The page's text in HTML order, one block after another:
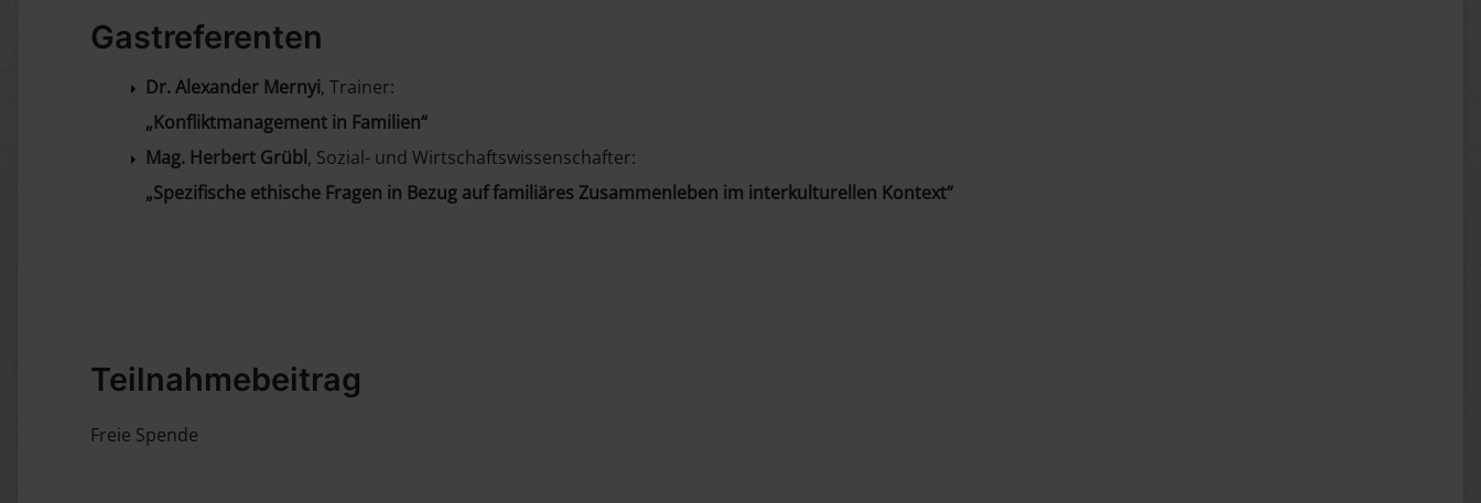
Gastreferenten
Dr. Alexander Mernyi, Trainer:
„Konfliktmanagement in Familien“
Mag. Herbert Grübl , Sozial- und Wirtschaftswissenschafter:
„Spezifische ethische Fragen in Bezug auf familiäres Zusammenleben im interkulturellen Kontext“
Teilnahmebeitrag
Freie Spende